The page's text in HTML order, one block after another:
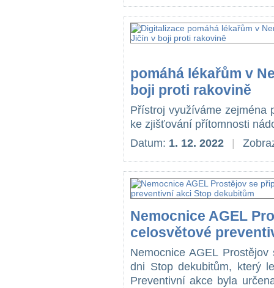
pomáhá lékařům v
boji proti rakovině
Přístroj využíváme zejména
ke zjišťování přítomnosti
Datum: 1. 12. 2022
Nemocnice AGEL
celosvětové
Nemocnice AGEL
dni Stop dekubitům, který
Preventivní akce byla